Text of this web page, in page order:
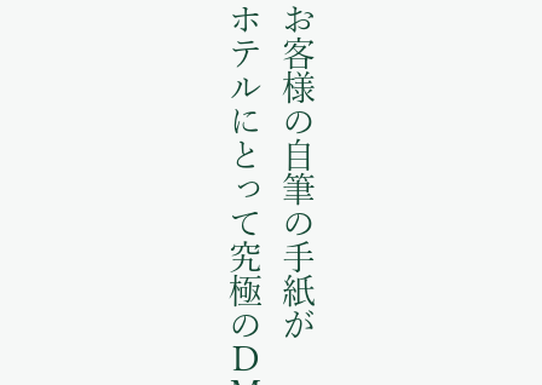
お客様の自筆の手紙が
ホテルにとって究極のＤＭになる